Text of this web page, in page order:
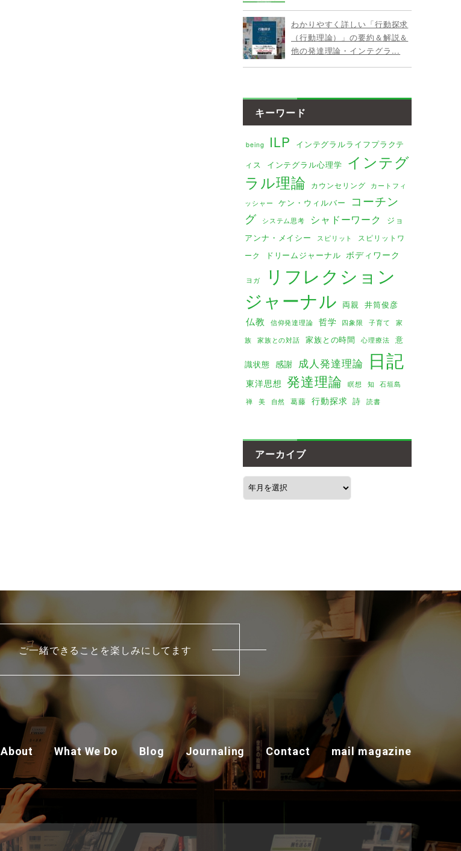
わかりやすく詳しい「行動探求
（行動理論）」の要約＆解説＆
他の発達理論・インテグラ...
キーワード
being ILP
インテグラルライフプラクテ
ィス
インテグラル心理学 インテグ
ラル理論
カウンセリング
カートフィ
ッシャー
ケン・ウィルバー
コーチン
グ
システム思考 シャドーワーク
ジョ
アンナ・メイシー
スピリット
スピリットワ
ーク
ドリームジャーナル ボディワーク
ヨガ
リフレクション
ジャーナル 両親 井筒俊彦
仏教 信仰発達理論 哲学 四象限 子育て
家
族
家族との対話 家族との時間 心理療法 意
識状態 感謝 成人発達理論 日記
東洋思想 発達理論 瞑想 知
石垣島
禅
美 自然 葛藤 行動探求 詩 読書
アーカイブ
ご一緒できることを楽しみにしてます
About What We Do Blog Journaling Contact mail magazine